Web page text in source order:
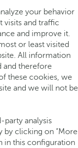
your behavior
visits and traffic
and improve it.
or least visited
All information
and therefore
these cookies, we
and we will not be
party analysis
by clicking on “More
in this configuration